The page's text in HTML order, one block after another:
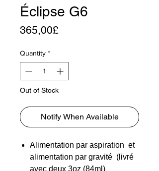
Éclipse G6
365,00£
Quantity *
Out of Stock
Notify When Available
Alimentation par aspiration et
alimentation par gravité (livré
avec deux 3oz (84ml)